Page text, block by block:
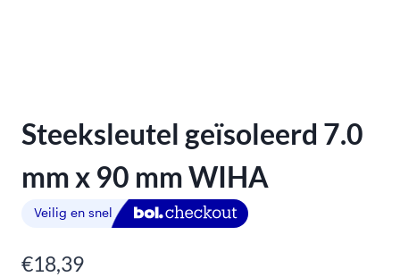
Steeksleutel geïsoleerd 7.0
mm x 90 mm WIHA
€18,39